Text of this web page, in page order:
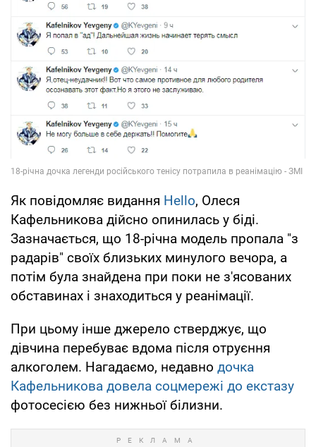
Як повідомляє видання Hello, Олеся
Кафельникова дійсно опинилась у біді.
Зазначається, що 18-річна модель пропала "з
радарів" своїх близьких минулого вечора, а
потім була знайдена при поки не з'ясованих
обставинах і знаходиться у реанімації.
При цьому інше джерело стверджує, що
дівчина перебуває вдома після отруєння
алкоголем. Нагадаємо, недавно дочка
Кафельникова довела соцмережі до екстазу
фотосесією без нижньої білизни.